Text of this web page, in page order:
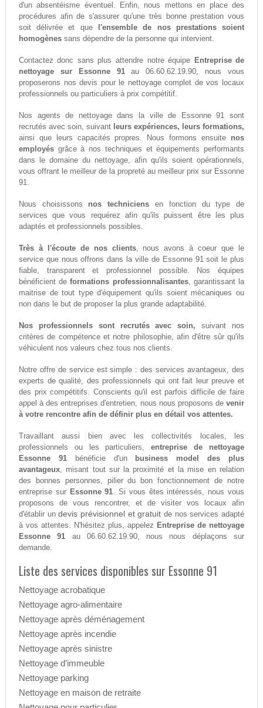
d'un absentéisme éventuel. Enfin, nous mettons en place des
procédures afin de s'assurer qu'une très bonne prestation vous
soit délivrée et que
l'ensemble de nos prestations soient
homogènessans dépendre de la personne qui intervient.
Contactez donc sans plus attendre notre équipe Entreprise de
nettoyage sur Essonne 91au 06.60.62.19.90, nous vous
proposerons nos devis pour le nettoyage complet de vos locaux
professionnels ou particuliers à prix compétitif.
Nos agents de nettoyage dans la ville de Essonne 91 sont
recrutés avec soin, suivant leurs expériences, leurs formations,
ainsi que leurs capacités propres. Nous formons ensuite nos
employésgrâce à nos techniques et équipements performants
dans le domaine du nettoyage, afin qu'ils soient opérationnels,
vous offrant le meilleur de la propreté au meilleur prix sur Essonne
91.
Nous choisissons nos techniciens en fonction du type de
services que vous requérez afin qu'ils puissent être les plus
adaptés et professionnels possibles.
Très à l'écoute de nos clients, nous avons à coeur que le
service que nous offrons dans la ville de Essonne 91 soit le plus
fiable, transparent et professionnel possible. Nos équipes
bénéficient deformations professionnalisantes, garantissant la
maitrise de tout type d'équipement qu'ils soient mécaniques ou
non dans le but de proposer la plus grande adaptabilité.
Nos professionnels sont recrutés avec soin, suivant nos
critères de compétence et notre philosophie, afin d'être sûr qu'ils
véhiculent nos valeurs chez tous nos clients.
Notre offre de service est simple : des services avantageux, des
experts de qualité, des professionnels qui ont fait leur preuve et
des prix compétitifs. Conscients qu'il est parfois difficile de faire
appel à des entreprises d'entretien, nous nous proposons devenir
à votre rencontre afin de définir plus en détail vos attentes.
Travaillant aussi bien avec les collectivités locales, les
professionnels ou les particuliers,entreprise de nettoyage
Essonne 91bénéficie d'un
business model des plus
avantageux, misant tout sur la proximité et la mise en relation
des bonnes personnes, pilier du bon fonctionnement de notre
entreprise sur Essonne 91. Si vous êtes intéressés, nous vous
proposons de vous rencontrer, et de visiter vos locaux afin
d'établir undevis prévisionnel et gratuit de nos services adapté
à vos attentes. N'hésitez plus, appelez Entreprise de nettoyage
Essonne 91 au 06.60.62.19.90, nous nous déplaçons sur
demande.
Liste des services disponibles sur Essonne 91
Nettoyage acrobatique
Nettoyage agro-alimentaire
Nettoyage après déménagement
Nettoyage après incendie
Nettoyage après sinistre
Nettoyage d’immeuble
Nettoyage parking
Nettoyage en maison de retraite